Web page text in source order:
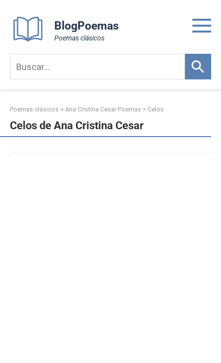
content
BlogPoemas
Poemas clásicos
Poemas clásicos > Ana Cristina Cesar Poemas > Celos
Celos de Ana Cristina Cesar